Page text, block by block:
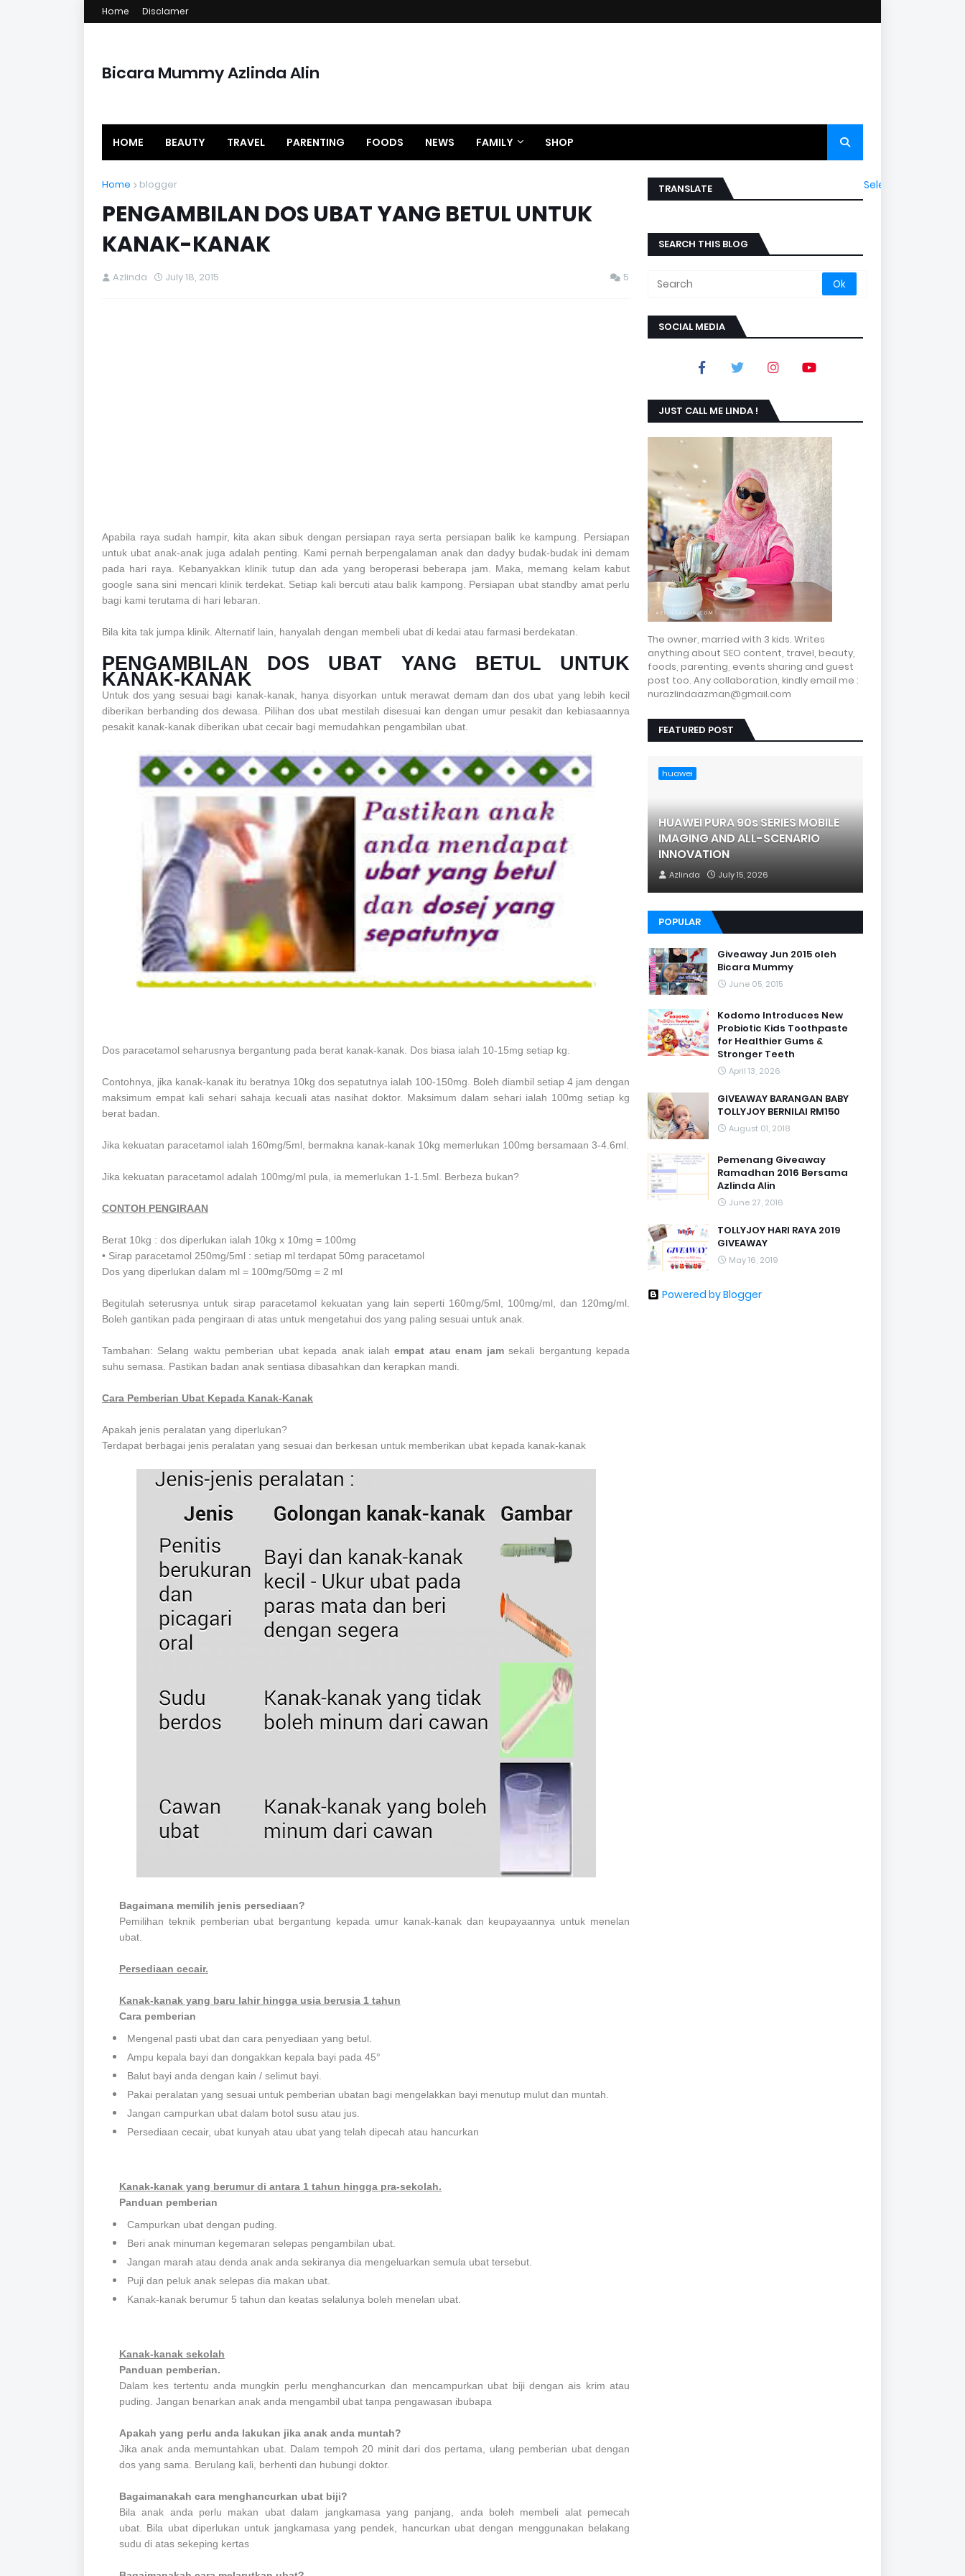
Home Disclamer
Bicara Mummy Azlinda Alin
HOME BEAUTY TRAVEL PARENTING FOODS NEWS FAMILY SHOP
Home blogger
PENGAMBILAN DOS UBAT YANG BETUL UNTUK
KANAK-KANAK
Azlinda July 18, 2015 5
Apabila raya sudah hampir, kita akan sibuk dengan persiapan raya serta persiapan balik ke kampung. Persiapan
untuk ubat anak-anak juga adalah penting. Kami pernah berpengalaman anak dan dadyy budak-budak ini demam
pada hari raya. Kebanyakkan klinik tutup dan ada yang beroperasi beberapa jam. Maka, memang kelam kabut
google sana sini mencari klinik terdekat. Setiap kali bercuti atau balik kampong. Persiapan ubat standby amat perlu
bagi kami terutama di hari lebaran.
Bila kita tak jumpa klinik. Alternatif lain, hanyalah dengan membeli ubat di kedai atau farmasi berdekatan.
PENGAMBILAN DOS UBAT YANG BETUL UNTUK
KANAK-KANAK
Untuk dos yang sesuai bagi kanak-kanak, hanya disyorkan untuk merawat demam dan dos ubat yang lebih kecil
diberikan berbanding dos dewasa. Pilihan dos ubat mestilah disesuai kan dengan umur pesakit dan kebiasaannya
pesakit kanak-kanak diberikan ubat cecair bagi memudahkan pengambilan ubat.
Dos paracetamol seharusnya bergantung pada berat kanak-kanak. Dos biasa ialah 10-15mg setiap kg.
Contohnya, jika kanak-kanak itu beratnya 10kg dos sepatutnya ialah 100-150mg. Boleh diambil setiap 4 jam dengan
maksimum empat kali sehari sahaja kecuali atas nasihat doktor. Maksimum dalam sehari ialah 100mg setiap kg
berat badan.
Jika kekuatan paracetamol ialah 160mg/5ml, bermakna kanak-kanak 10kg memerlukan 100mg bersamaan 3-4.6ml.
Jika kekuatan paracetamol adalah 100mg/ml pula, ia memerlukan 1-1.5ml. Berbeza bukan?
CONTOH PENGIRAAN
Berat 10kg : dos diperlukan ialah 10kg x 10mg = 100mg
• Sirap paracetamol 250mg/5ml : setiap ml terdapat 50mg paracetamol
Dos yang diperlukan dalam ml = 100mg/50mg = 2 ml
Begitulah seterusnya untuk sirap paracetamol kekuatan yang lain seperti 160mg/5ml, 100mg/ml, dan 120mg/ml.
Boleh gantikan pada pengiraan di atas untuk mengetahui dos yang paling sesuai untuk anak.
Tambahan: Selang waktu pemberian ubat kepada anak ialahempat atau enam jamsekali bergantung kepada
suhu semasa. Pastikan badan anak sentiasa dibasahkan dan kerapkan mandi.
Cara Pemberian Ubat Kepada Kanak-Kanak
Apakah jenis peralatan yang diperlukan?
Terdapat berbagai jenis peralatan yang sesuai dan berkesan untuk memberikan ubat kepada kanak-kanak
Bagaimana memilih jenis persediaan?
Pemilihan teknik pemberian ubat bergantung kepada umur kanak-kanak dan keupayaannya untuk menelan
ubat.
Persediaan cecair.
Kanak-kanak yang baru lahir hingga usia berusia 1 tahun
Cara pemberian
Mengenal pasti ubat dan cara penyediaan yang betul.
Ampu kepala bayi dan dongakkan kepala bayi pada 45°
Balut bayi anda dengan kain / selimut bayi.
Pakai peralatan yang sesuai untuk pemberian ubatan bagi mengelakkan bayi menutup mulut dan muntah.
Jangan campurkan ubat dalam botol susu atau jus.
Persediaan cecair, ubat kunyah atau ubat yang telah dipecah atau hancurkan
Kanak-kanak yang berumur di antara 1 tahun hingga pra-sekolah.
Panduan pemberian
Campurkan ubat dengan puding.
Beri anak minuman kegemaran selepas pengambilan ubat.
Jangan marah atau denda anak anda sekiranya dia mengeluarkan semula ubat tersebut.
Puji dan peluk anak selepas dia makan ubat.
Kanak-kanak berumur 5 tahun dan keatas selalunya boleh menelan ubat.
Kanak-kanak sekolah
Panduan pemberian.
Dalam kes tertentu anda mungkin perlu menghancurkan dan mencampurkan ubat biji dengan ais krim atau
puding. Jangan benarkan anak anda mengambil ubat tanpa pengawasan ibubapa
Apakah yang perlu anda lakukan jika anak anda muntah?
Jika anak anda memuntahkan ubat. Dalam tempoh 20 minit dari dos pertama, ulang pemberian ubat dengan
dos yang sama. Berulang kali, berhenti dan hubungi doktor.
Bagaimanakah cara menghancurkan ubat biji?
Bila anak anda perlu makan ubat dalam jangkamasa yang panjang, anda boleh membeli alat pemecah
ubat. Bila ubat diperlukan untuk jangkamasa yang pendek, hancurkan ubat dengan menggunakan belakang
sudu di atas sekeping kertas
TRANSLATE Select Language
SEARCH THIS BLOG
SOCIAL MEDIA
JUST CALL ME LINDA !
The owner, married with 3 kids. Writes
anything about SEO content, travel, beauty,
foods, parenting, events sharing and guest
post too. Any collaboration, kindly email me :
nurazlindaazman@gmail.com
FEATURED POST
huawei
HUAWEI PURA 90s SERIES MOBILE
IMAGING AND ALL-SCENARIO
INNOVATION
Azlinda July 15, 2026
POPULAR
Giveaway Jun 2015 oleh
Bicara Mummy
June 05, 2015
Kodomo Introduces New
Probiotic Kids Toothpaste
for Healthier Gums &
Stronger Teeth
April 13, 2026
GIVEAWAY BARANGAN BABY
TOLLYJOY BERNILAI RM150
August 01, 2018
Pemenang Giveaway
Ramadhan 2016 Bersama
Azlinda Alin
June 27, 2016
TOLLYJOY HARI RAYA 2019
GIVEAWAY
May 16, 2019
Powered by Blogger